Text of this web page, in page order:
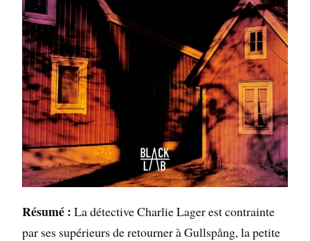
Résumé : La détective Charlie Lager est contrainte
par ses supérieurs de retourner à Gullspång, la petite